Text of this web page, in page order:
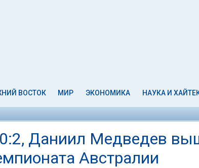
ВОСТОК МИР ЭКОНОМИКА НАУКА И
Даниил Медведев
Австралии